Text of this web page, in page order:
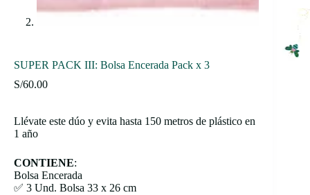
SUPER PACK III: Bolsa Encerada Pack x 3
S/60.00
Llévate este dúo y evita hasta 150 metros de plástico en
1 año
CONTIENE:
Bolsa Encerada
✅ 3 Und. Bolsa 33 x 26 cm